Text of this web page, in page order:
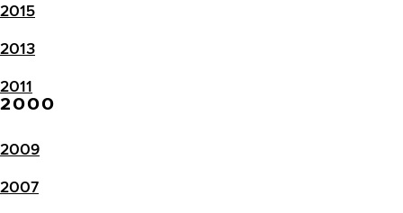
2015
2013
2011
2000
2009
2007